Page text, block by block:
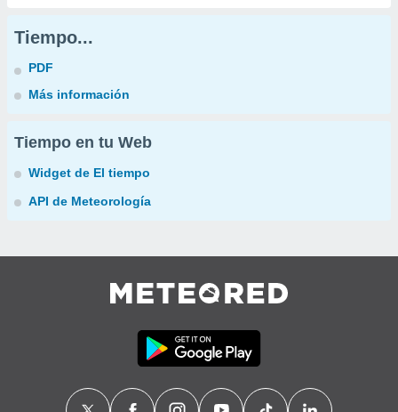
Tiempo...
PDF
Más información
Tiempo en tu Web
Widget de El tiempo
API de Meteorología